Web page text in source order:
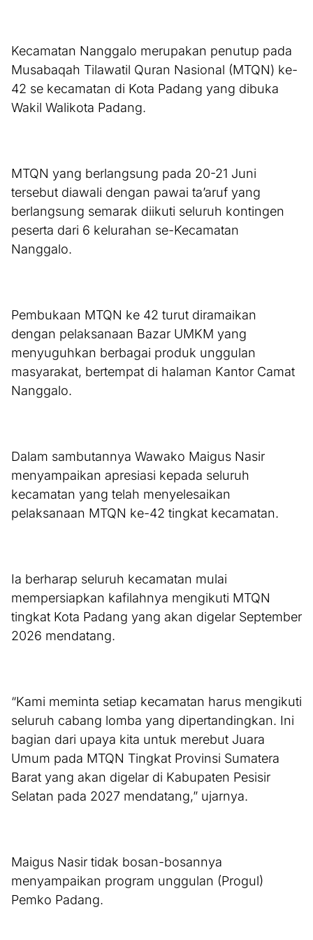
Kecamatan Nanggalo merupakan penutup pada
Musabaqah Tilawatil Quran Nasional (MTQN) ke-
42 se kecamatan di Kota Padang yang dibuka
Wakil Walikota Padang.
MTQN yang berlangsung pada 20-21 Juni
tersebut diawali dengan pawai ta’aruf yang
berlangsung semarak diikuti seluruh kontingen
peserta dari 6 kelurahan se-Kecamatan
Nanggalo.
Pembukaan MTQN ke 42 turut diramaikan
dengan pelaksanaan Bazar UMKM yang
menyuguhkan berbagai produk unggulan
masyarakat, bertempat di halaman Kantor Camat
Nanggalo.
Dalam sambutannya Wawako Maigus Nasir
menyampaikan apresiasi kepada seluruh
kecamatan yang telah menyelesaikan
pelaksanaan MTQN ke-42 tingkat kecamatan.
Ia berharap seluruh kecamatan mulai
mempersiapkan kafilahnya mengikuti MTQN
tingkat Kota Padang yang akan digelar September
2026 mendatang.
“Kami meminta setiap kecamatan harus mengikuti
seluruh cabang lomba yang dipertandingkan. Ini
bagian dari upaya kita untuk merebut Juara
Umum pada MTQN Tingkat Provinsi Sumatera
Barat yang akan digelar di Kabupaten Pesisir
Selatan pada 2027 mendatang,” ujarnya.
Maigus Nasir tidak bosan-bosannya
menyampaikan program unggulan (Progul)
Pemko Padang.